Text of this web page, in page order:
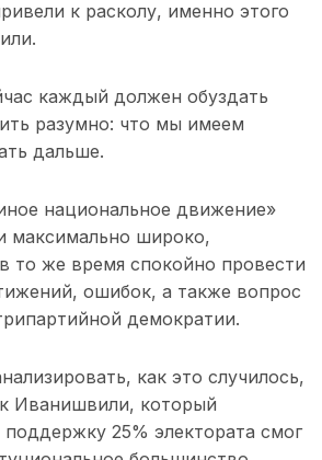
к расколу, именно этого
каждый должен обуздать
разумно: что мы имеем
дальше.
национальное движение»
максимально широко,
то же время спокойно провести
ошибок, а также вопрос
демократии.
как это случилось,
Иванишвили, который
25% электората смог